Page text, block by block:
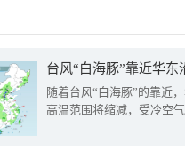
台风“白海豚”靠近华
随着台风“白海豚”的靠近
高温范围将缩减，受冷空